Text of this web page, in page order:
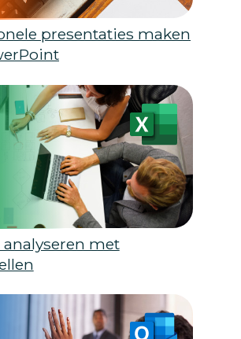
presentaties maken
analyseren met